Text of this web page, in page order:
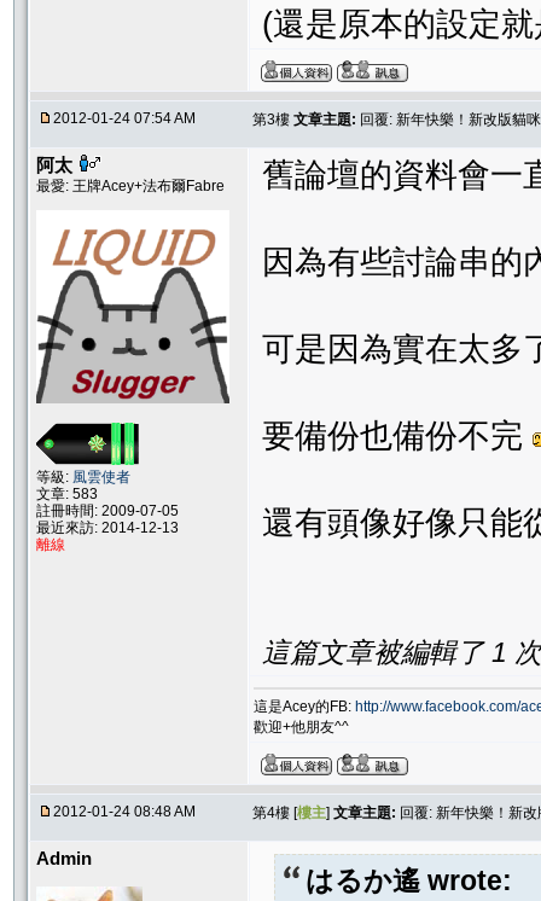
(還是原本的設定
2012-01-24 07:54 AM 第3樓 文章主題: 回覆: 新年快樂！新改版貓
阿太
最愛: 王牌Acey+法布爾Fabre
等級: 風雲使者
文章: 583
註冊時間: 2009-07-05
最近來訪: 2014-12-13
離線
舊論壇的資料會一
因為有些討論串的
可是因為實在太多
要備份也備份不完
還有頭像好像只能
這篇文章被編輯了 1
這是Acey的FB: http://www.facebook.com/
歡迎+他朋友^^
2012-01-24 08:48 AM 第4樓 [樓主] 文章主題: 回覆: 新年快樂！新
Admin
はるか遙 wrote: